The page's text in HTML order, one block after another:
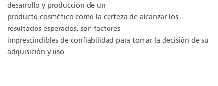
desarrollo y producción de un
producto cosmético como la certeza de alcanzar los
resultados esperados, son factores
imprescindibles de confiabilidad para tomar la decisión de su
adquisición y uso.